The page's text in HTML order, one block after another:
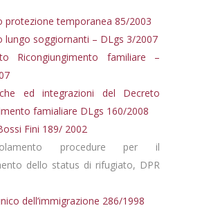
protezione temporanea 85/2003
lungo soggiornanti – DLgs 3/2007
Ricongiungimento familiare –
ed integrazioni del Decreto
famialiare DLgs 160/2008
Fini 189/ 2002
procedure per il
dello status di rifugiato, DPR
dell’immigrazione 286/1998